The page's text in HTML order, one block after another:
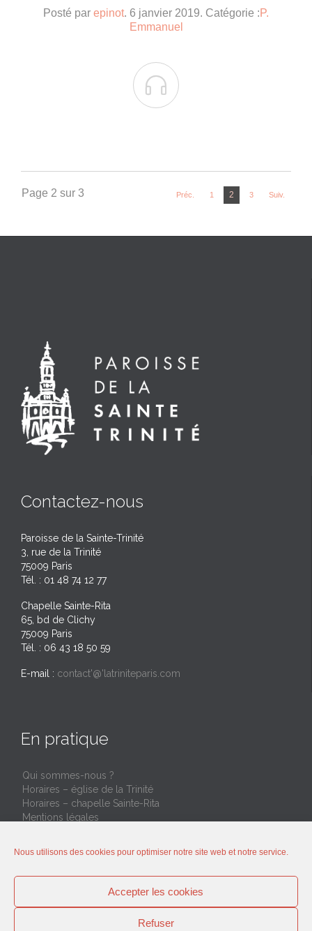
Nous utilisons des cookies pour optimiser notre site web et notre service.
Accepter les cookies
Refuser
Posté par epinot. 6 janvier 2019. Catégorie : P.
Emmanuel

Page 2 sur 3 Préc. 1 2 3 Suiv.
Contactez-nous
Paroisse de la Sainte-Trinité
3, rue de la Trinité
75009 Paris
Tél. : 01 48 74 12 77
Chapelle Sainte-Rita
65, bd de Clichy
75009 Paris
Tél. : 06 43 18 50 59
E-mail : contact'@'latriniteparis.com
En pratique
Qui sommes-nous ?
Horaires – église de la Trinité
Horaires – chapelle Sainte-Rita
Mentions légales
Restons connectés ensemble
Rejoignez le groupe Whatsapp (seulement annonces